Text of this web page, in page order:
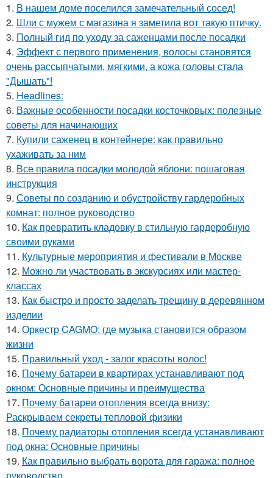
1. В нашем доме поселился замечательный сосед!
2. Шли с мужем с магазина я заметила вот такую птичку.
3. Полный гид по уходу за саженцами после посадки
4. Эффект с первого применения, волосы становятся
очень рассыпчатыми, мягкими, а кожа головы стала
"Дышать"!
5. Headlines:
6. Важные особенности посадки косточковых: полезные
советы для начинающих
7. Купили саженец в контейнере: как правильно
ухаживать за ним
8. Все правила посадки молодой яблони: пошаговая
инструкция
9. Советы по созданию и обустройству гардеробных
комнат: полное руководство
10. Как превратить кладовку в стильную гардеробную
своими руками
11. Культурные мероприятия и фестивали в Москве
12. Можно ли участвовать в экскурсиях или мастер-
классах
13. Как быстро и просто заделать трещину в деревянном
изделии
14. Оркестр CAGMO: где музыка становится образом
жизни
15. Правильный уход - залог красоты волос!
16. Почему батареи в квартирах устанавливают под
окном: Основные причины и преимущества
17. Почему батареи отопления всегда внизу:
Раскрываем секреты тепловой физики
18. Почему радиаторы отопления всегда устанавливают
под окна: Основные причины
19. Как правильно выбрать ворота для гаража: полное